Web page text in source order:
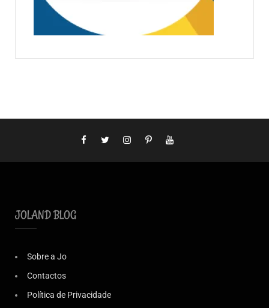
JOLAND BLOG
Sobre a Jo
Contactos
Política de Privacidade